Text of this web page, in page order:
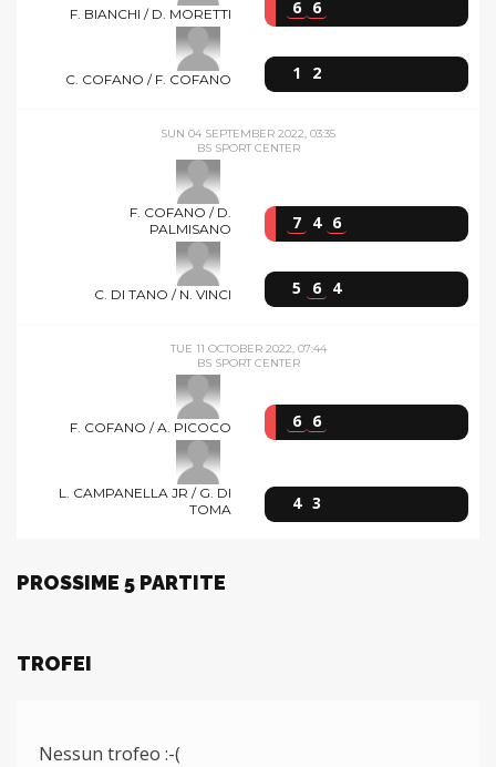
F. BIANCHI / D. MORETTI 6 6
C. COFANO / F. COFANO 1 2
SUN 04 SEPTEMBER 2022, 03:35
BS SPORT CENTER
F. COFANO / D.
PALMISANO
7 4 6
C. DI TANO / N. VINCI 5 6 4
TUE 11 OCTOBER 2022, 07:44
BS SPORT CENTER
F. COFANO / A. PICOCO 6 6
L. CAMPANELLA JR / G. DI
TOMA
4 3
PROSSIME 5 PARTITE
TROFEI
Nessun trofeo :-(